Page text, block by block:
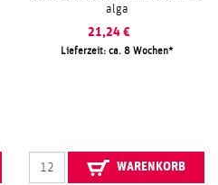
alga
21,24 €
Lieferzeit: ca. 8 Wochen
WARENKORB